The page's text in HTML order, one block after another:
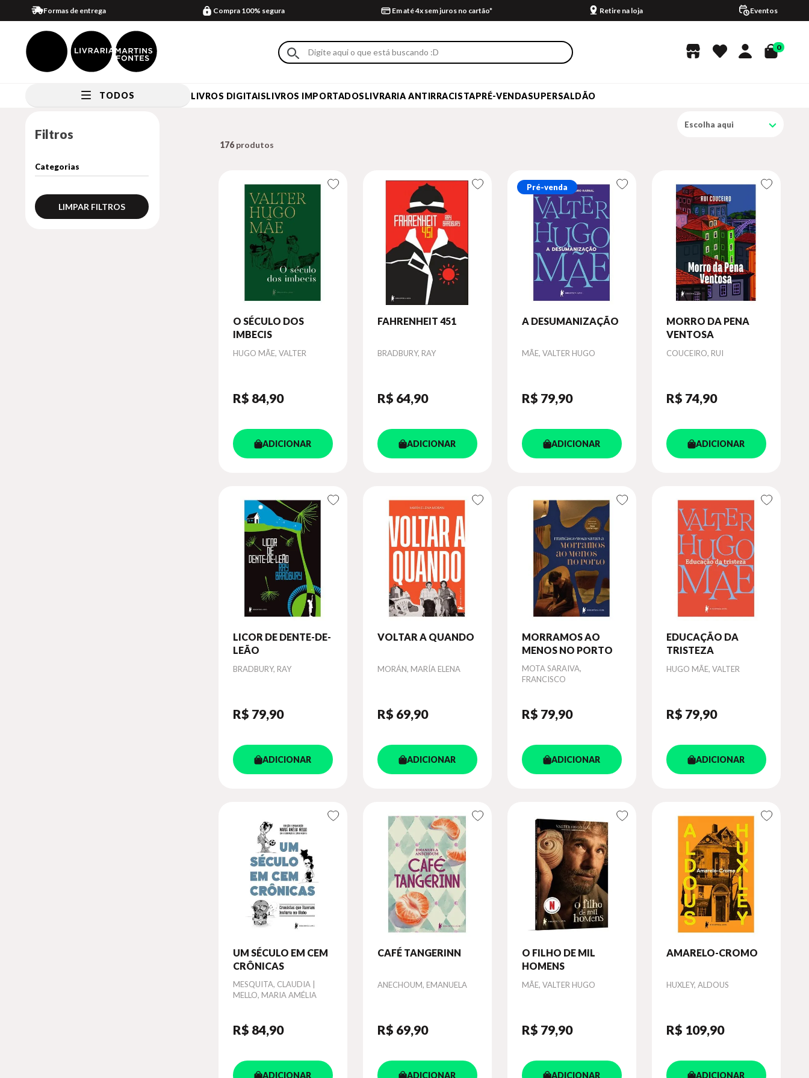
Formas de entrega Compra 100% segura Em até 4x sem juros no cartão* Retire na loja Eventos
0
TODOS LIVROS DIGITAISLIVROS IMPORTADOSLIVRARIA ANTIRRACISTAPRÉ-VENDASUPERSALDÃO
Filtros
LIMPAR FILTROS
Escolha aqui
176
O SÉCULO DOS
IMBECIS
Autor
HUGO MÃE, VALTER
R$ 84,90
ADICIONAR
FAHRENHEIT 451
Autor
BRADBURY, RAY
R$ 64,90
ADICIONAR
Pré-venda
A DESUMANIZAÇÃO
Autor
MÃE, VALTER HUGO
R$ 79,90
ADICIONAR
MORRO DA PENA
VENTOSA
Autor
COUCEIRO, RUI
R$ 74,90
ADICIONAR
LICOR DE DENTE-DE-
LEÃO
Autor
BRADBURY, RAY
R$ 79,90
ADICIONAR
VOLTAR A QUANDO
Autor
MORÁN, MARÍA ELENA
R$ 69,90
ADICIONAR
MORRAMOS AO
MENOS NO PORTO
Autor
MOTA SARAIVA,
FRANCISCO
R$ 79,90
ADICIONAR
EDUCAÇÃO DA
TRISTEZA
Autor
HUGO MÃE, VALTER
R$ 79,90
ADICIONAR
UM SÉCULO EM CEM
CRÔNICAS
Autor
MESQUITA, CLAUDIA |
MELLO, MARIA AMÉLIA
R$ 84,90
ADICIONAR
CAFÉ TANGERINN
Autor
ANECHOUM, EMANUELA
R$ 69,90
ADICIONAR
O FILHO DE MIL
HOMENS
Autor
MÃE, VALTER HUGO
R$ 79,90
ADICIONAR
AMARELO-CROMO
Autor
HUXLEY, ALDOUS
R$ 109,90
ADICIONAR